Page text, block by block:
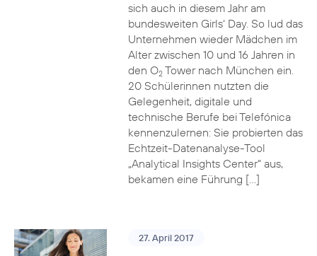
sich auch in diesem Jahr am
bundesweiten Girls‘ Day. So lud das
Unternehmen wieder Mädchen im
Alter zwischen 10 und 16 Jahren in
den O2Tower nach München ein.
20 Schülerinnen nutzten die
Gelegenheit, digitale und
technische Berufe bei Telefónica
kennenzulernen: Sie probierten das
Echtzeit-Datenanalyse-Tool
„Analytical Insights Center“ aus,
bekamen eine Führung […]
27. April 2017